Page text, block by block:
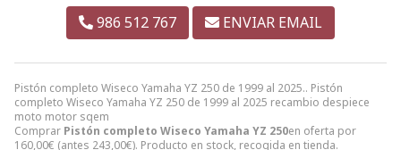
Pistón completo Wiseco Yamaha YZ 250 de 1999 al 2025.. Pistón
completo Wiseco Yamaha YZ 250 de 1999 al 2025 recambio despiece
moto motor sqem
Comprar Pistón completo Wiseco Yamaha YZ 250en oferta por
160,00€ (antes 243,00€). Producto en stock, recogida en tienda.
986 512 767 ENVIAR EMAIL